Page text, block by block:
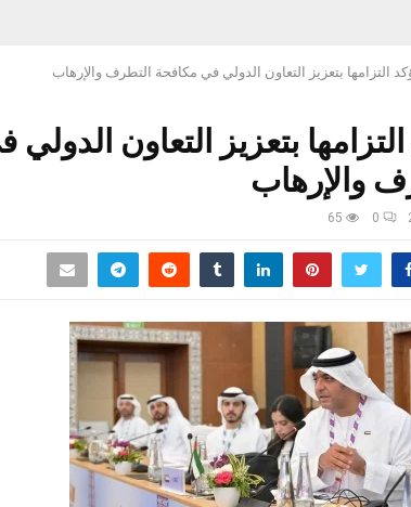
التزامها بتعزيز التعاون الدولي في مكافحة التطرف والإرهاب
بتعزيز التعاون
والإرهاب
0
65